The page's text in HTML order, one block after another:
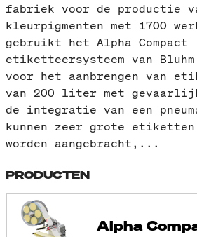
fabriek voor de productie
kleurpigmenten met 1700
gebruikt het Alpha Compact
etiketteersysteem van Bluhm
voor het aanbrengen van
van 200 liter met
de integratie van een
kunnen zeer grote etiketten
worden aangebracht,...
PRODUCTEN
Alpha